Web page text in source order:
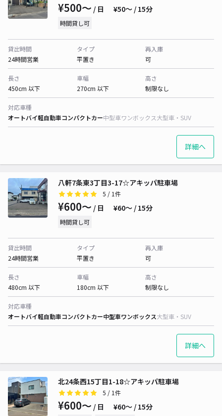
¥500〜 / 日 ¥50〜 / 15分
時間貸し可
貸出時間
24時間営業
タイプ
平置き
再入庫
可
長さ
450cm 以下
車幅
270cm 以下
高さ
制限なし
対応車種
オートバイ軽自動車コンパクトカー中型車ワンボックス大型車・SUV
詳細へ
八軒7条東3丁目3-17☆アキッパ駐車場
5 / 1件
¥600〜 / 日 ¥60〜 / 15分
時間貸し可
貸出時間
24時間営業
タイプ
平置き
再入庫
可
長さ
480cm 以下
車幅
180cm 以下
高さ
制限なし
対応車種
オートバイ軽自動車コンパクトカー中型車ワンボックス大型車・SUV
詳細へ
北24条西15丁目1-18☆アキッパ駐車場
5 / 1件
¥600〜 / 日 ¥60〜 / 15分